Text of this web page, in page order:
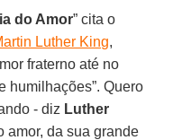
do Amor” cita o
Luther King,
fraterno até no
humilhações”. Quero
- diz Luther
amor, da sua grande